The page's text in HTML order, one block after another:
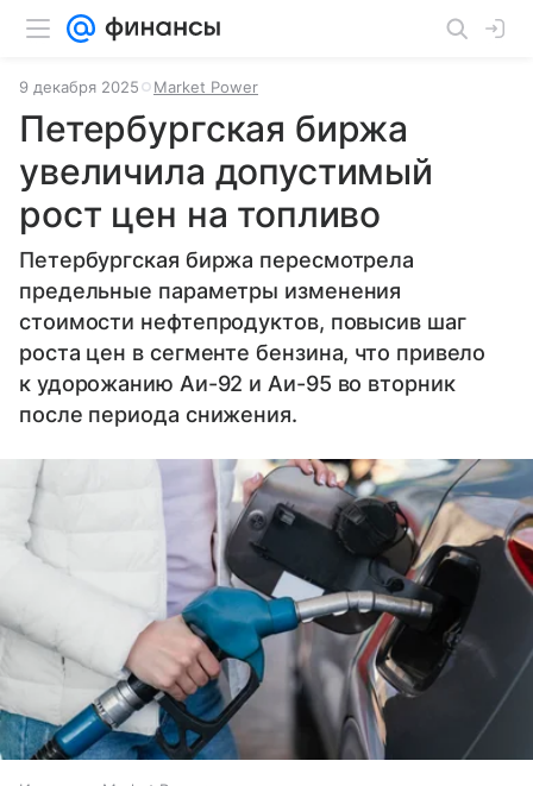
9 декабря 2025 Market Power
Петербургская биржа
увеличила допустимый
рост цен на топливо
Петербургская биржа пересмотрела
предельные параметры изменения
стоимости нефтепродуктов, повысив шаг
роста цен в сегменте бензина, что привело
к удорожанию Аи-92 и Аи-95 во вторник
после периода снижения.